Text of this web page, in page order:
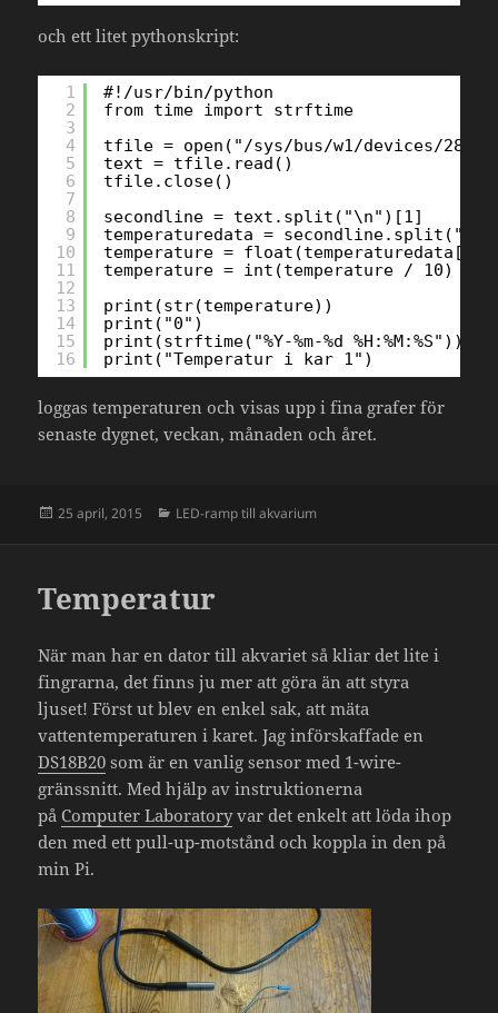
och ett litet pythonskript:
1
2
3
4
5
6
7
8
9
10
11
12
13
14
15
16
#!/usr/bin/python
from time import strftime
tfile = open("/sys/bus/w1/devices/28-
text = tfile.read()
tfile.close()
secondline = text.split("\n")[1]
temperaturedata = secondline.split("
temperature =
temperature = int(temperature / 10)
print(str(temperature))
print("0")
print(strftime("%Y-%m-%d %H:%M:%S"))
print("Temperatur i kar 1")
loggas temperaturen och visas upp i fina grafer för
senaste dygnet, veckan, månaden och året.
Postat
25 april, 2015 Kategorier
LED-ramp till akvarium
Temperatur
När man har en dator till akvariet så kliar det lite i
fingrarna, det finns ju mer att göra än att styra
ljuset! Först ut blev en enkel sak, att mäta
vattentemperaturen i karet. Jag införskaffade en
DS18B20 som är en vanlig sensor med 1-wire-
gränssnitt. Med hjälp av instruktionerna
på Computer Laboratoryvar det enkelt att löda ihop
den med ett pull-up-motstånd och koppla in den på
min Pi.